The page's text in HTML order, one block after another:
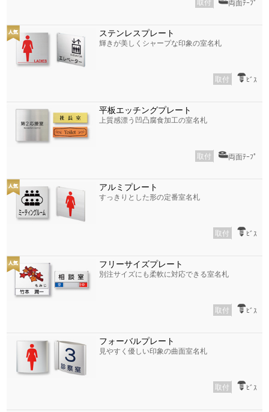
取付 両面ﾃｰﾌﾟ
ステンレスプレート
輝きが美しくシャープな印象の室名札
取付 ﾋﾞｽ
平板エッチングプレート
上質感漂う凹凸腐食加工の室名札
取付 両面ﾃｰﾌﾟ
アルミプレート
すっきりとした形の定番室名札
取付 ﾋﾞｽ
フリーサイズプレート
別注サイズにも柔軟に対応できる室名札
取付 ﾋﾞｽ
フォーバルプレート
見やすく優しい印象の曲面室名札
取付 ﾋﾞｽ